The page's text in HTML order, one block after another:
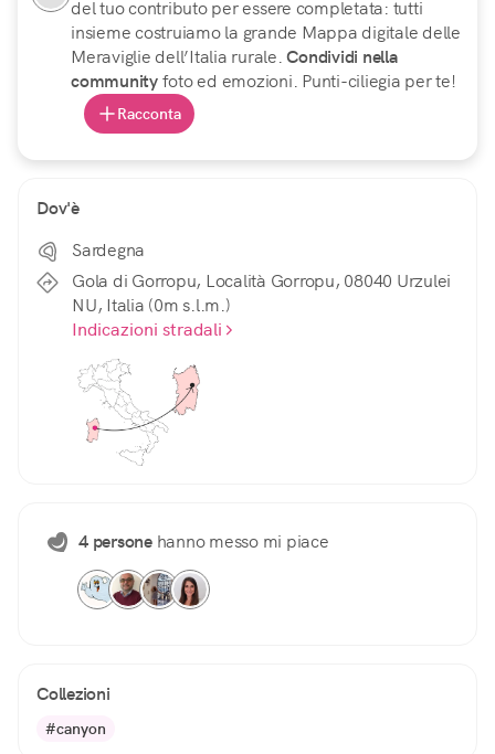
del tuo contributo per essere completata: tutti
insieme costruiamo la grande Mappa digitale delle
Meraviglie dell’Italia rurale.Condividi nella
communityfoto ed emozioni. Punti-ciliegia per te!
Racconta
Dov'è
Sardegna
Gola di Gorropu, Località Gorropu, 08040 Urzulei
NU, Italia (0m s.l.m.)
Indicazioni stradali
4 personehanno messo mi piace
Collezioni
#canyon